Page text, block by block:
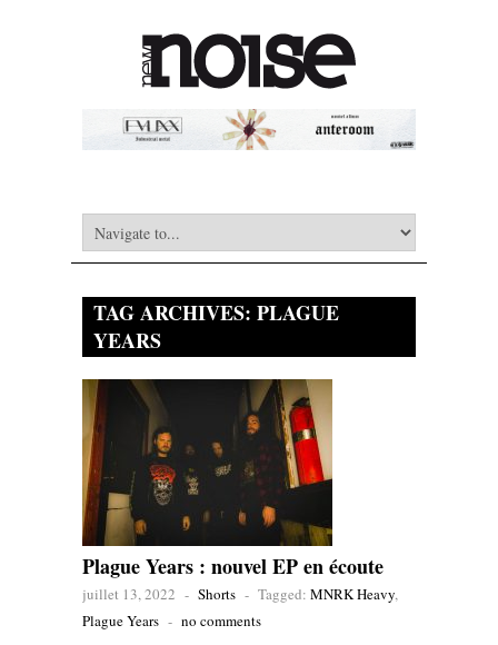
TAG ARCHIVES: PLAGUE
YEARS
Plague Years : nouvel EP en écoute
juillet 13, 2022 - Shorts - Tagged: MNRK Heavy,
Plague Years - no comments